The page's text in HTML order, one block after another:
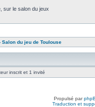
sur le salon du jeux
du jeu de Toulouse
inscrit et 1 invité
Propulsé par
Traduction et